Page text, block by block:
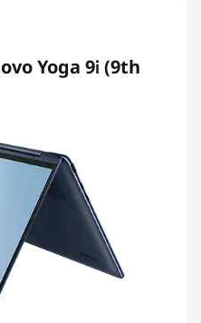
Yoga 9i (9th